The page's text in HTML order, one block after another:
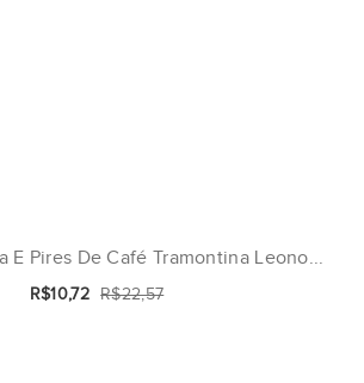
E Pires De Café Tramontina Leono...
R$10,72 R$22,57